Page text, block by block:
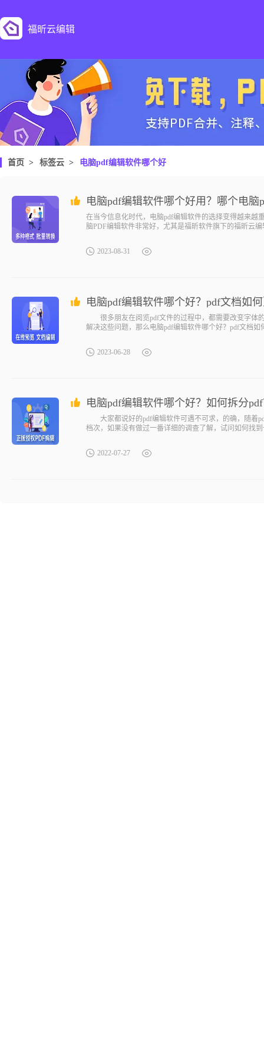
福昕云编辑
首页 > 标签云 > 电脑pdf编辑软件哪个好
电脑pdf编辑软件哪个好用？哪个电脑
在当今信息化时代，电脑pdf编辑软件的选择变得越来越
脑PDF编辑软件非常好，尤其是福昕软件旗下的福昕云
2023-08-31
电脑pdf编辑软件哪个好？pdf文档如
很多朋友在阅览pdf文件的过程中，都需要改变字体
解决这些问题，那么电脑pdf编辑软件哪个好？pdf文档
2023-06-28
电脑pdf编辑软件哪个好？如何拆分
大家都说好的pdf编辑软件可遇不可求，的确，随着
档次，如果没有做过一番详细的调查了解，试问如何找
2022-07-27